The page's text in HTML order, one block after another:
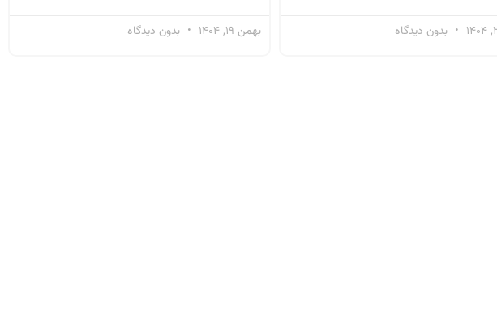
بدون دیدگاه بهمن 19, 1404 بدون دیدگاه